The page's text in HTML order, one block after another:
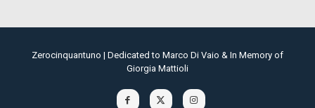
Zerocinquantuno | Dedicated to Marco Di Vaio & In Memory of
Giorgia Mattioli